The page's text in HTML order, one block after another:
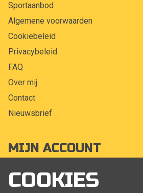
COOKIES
Sportaanbod
Algemene voorwaarden
Cookiebeleid
Privacybeleid
FAQ
Over mij
Contact
Nieuwsbrief
MIJN ACCOUNT
Mijn account
Bestellingen